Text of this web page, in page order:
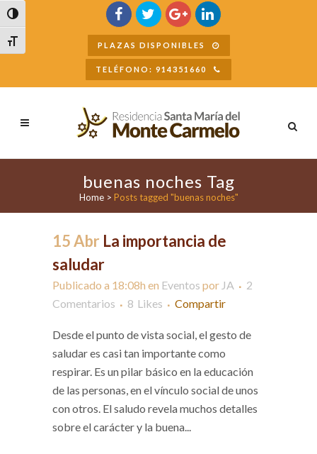
Alternar alto contraste
Alternar tamaño de letra
Buscar
PLAZAS DISPONIBLES
TELÉFONO: 914351660
buenas noches Tag
Home> Posts tagged "buenas noches"
15 Abr La importancia de
saludar
Publicado a 18:08h en Eventos por JA
2
Comentarios
8 Likes Compartir
Desde el punto de vista social, el gesto de
saludar es casi tan importante como
respirar. Es un pilar básico en la educación
de las personas, en el vínculo social de unos
con otros. El saludo revela muchos detalles
sobre el carácter y la buena...